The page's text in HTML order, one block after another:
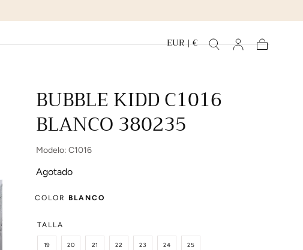
EUR | €
BUBBLE KIDD C1016
BLANCO 380235
Modelo: C1016
Agotado
COLOR BLANCO
TALLA
19 20 21 22 23 24 25